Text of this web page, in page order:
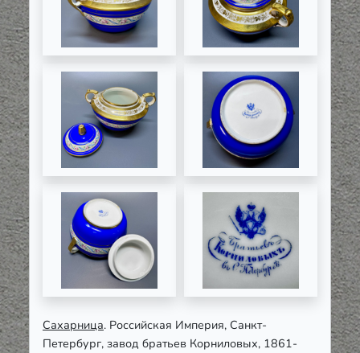
Сахарница. Российская Империя, Санкт-
Петербург, завод братьев Корниловых, 1861-